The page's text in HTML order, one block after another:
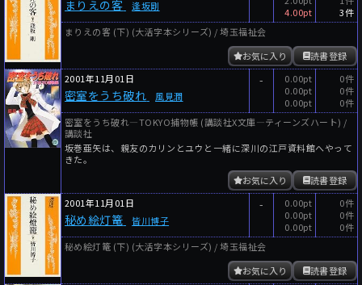
まりえの客 逢坂剛
4.00pt
3件
まりえの客 (下) (大活字本シリーズ) / 埼玉福祉会
読書登録
お気に入り
2001年11月01日
密室をうち破れ 風見潤
-
0.00pt
0.00pt
0.00pt
0件
0件
0件
密室をうち破れ―TOKYO捕物帳 (講談社X文庫―ティーンズハート) /
講談社
坂巻亜矢は、親友のカリンとユウと一緒に深川の江戸資料館へやって
きた。
読書登録
お気に入り
2001年11月01日
秘め絵灯篭 皆川博子
-
0.00pt
0.00pt
0.00pt
0件
0件
0件
秘め絵灯篭 (下) (大活字本シリーズ) / 埼玉福祉会
読書登録
お気に入り